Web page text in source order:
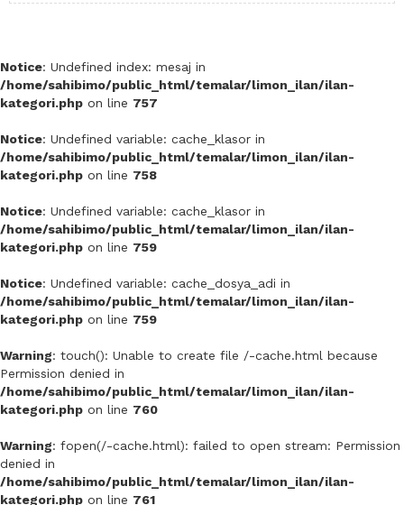
Notice: Undefined index: mesaj in
/home/sahibimo/public_html/temalar/limon_ilan/ilan-
kategori.php on line 757
Notice: Undefined variable: cache_klasor in
/home/sahibimo/public_html/temalar/limon_ilan/ilan-
kategori.php on line 758
Notice: Undefined variable: cache_klasor in
/home/sahibimo/public_html/temalar/limon_ilan/ilan-
kategori.php on line 759
Notice: Undefined variable: cache_dosya_adi in
/home/sahibimo/public_html/temalar/limon_ilan/ilan-
kategori.php on line 759
Warning: touch(): Unable to create file /-cache.html because
Permission denied in
/home/sahibimo/public_html/temalar/limon_ilan/ilan-
kategori.php on line 760
Warning: fopen(/-cache.html): failed to open stream: Permission
denied in
/home/sahibimo/public_html/temalar/limon_ilan/ilan-
kategori.php on line 761